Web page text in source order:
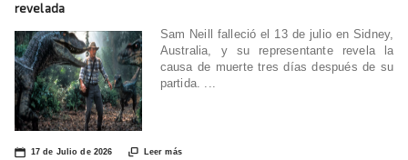
revelada
Sam Neill falleció el 13 de julio en Sidney,
Australia, y su representante revela la
causa de muerte tres días después de su
partida. ...
📅 17 de Julio de 2026  Leer más